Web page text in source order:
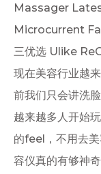
Massager
Microcurrent
三优选 Ulike
现在美容行业越
前我们只会讲洗
越来越多人开始
的feel，不用去
容仪真的有够神